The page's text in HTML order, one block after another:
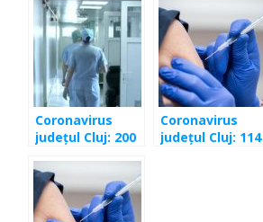
pozitiv în
ultimele 24 de
ore
în ultima zi
Coronavirus
județul Cluj: 200
ultimele 24 de
ore
Coronavirus
județul Cluj: 114